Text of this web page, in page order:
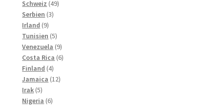
Schweiz 4949
Serbien 33
Irland 99
produkter
Tunisien 55
produkter
Venezuela 99
produkter
Costa Rica 66
Finland 44
produkter
Jamaica 1212
Irak 55
produkter
Nigeria 66